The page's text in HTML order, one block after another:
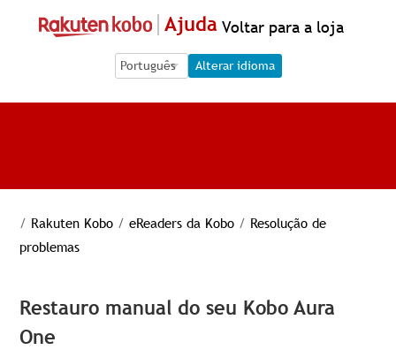
Ajuda Voltar para a loja
Language Selection
Language Selection
Alterar idioma
/ Rakuten Kobo / eReaders da Kobo / Resolução de
problemas
Restauro manual do seu Kobo Aura
One